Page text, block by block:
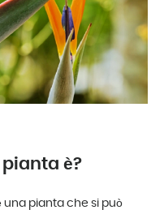
è?
una pianta che si può